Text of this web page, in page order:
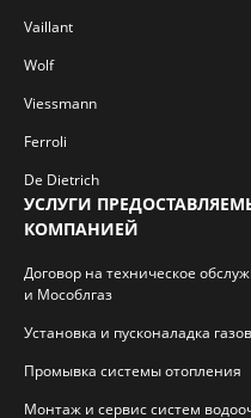
Vaillant
Wolf
Viessmann
Ferroli
De Dietrich
УСЛУГИ
КОМПАНИЕЙ
Договор на техническое
и Мособлгаз
Установка и пусконаладка
Промывка системы отопления
Монтаж и сервис систем